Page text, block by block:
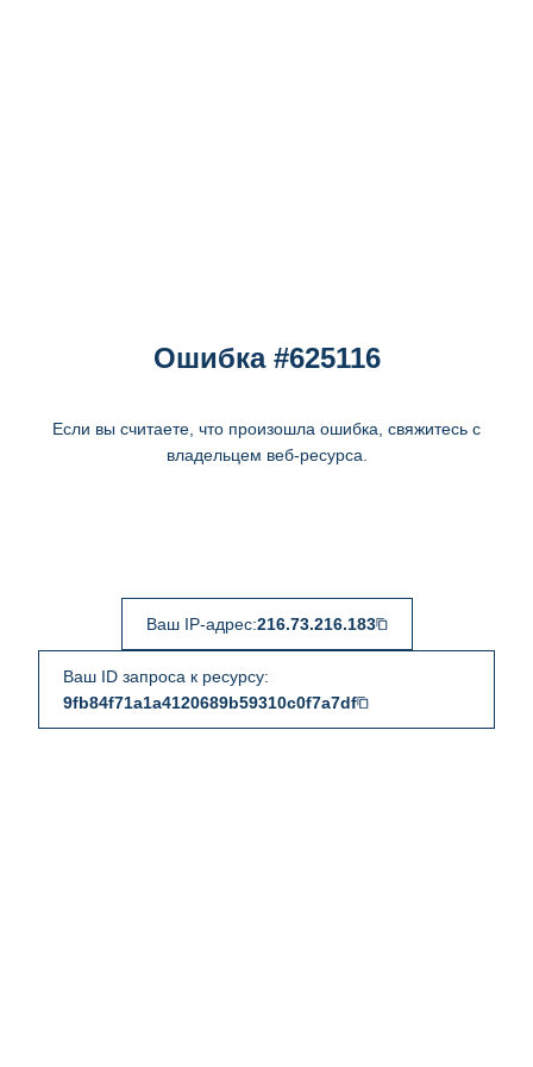
Ошибка #625116
Если вы считаете, что произошла ошибка, свяжитесь с
владельцем веб-ресурса.
Ваш IP-адрес:216.73.216.183
Ваш ID запроса к ресурсу:
9fb84f71a1a4120689b59310c0f7a7df